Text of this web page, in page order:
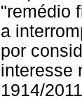
"remédio
a
por
interesse
1914/